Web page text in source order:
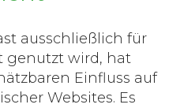
ausschließlich für
genutzt wird, hat
Einfluss auf
Websites. Es